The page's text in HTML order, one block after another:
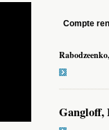
Compte
Gangloff,